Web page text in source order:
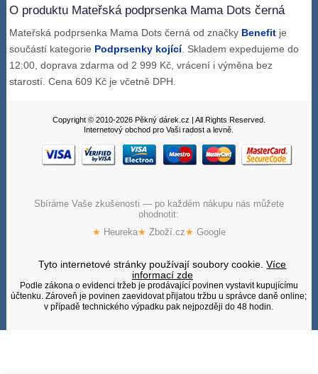
O produktu Mateřská podprsenka Mama Dots černá
Mateřská podprsenka Mama Dots černá od značky Benefit je
součástí kategorie Podprsenky kojící. Skladem expedujeme do
12:00, doprava zdarma od 2 999 Kč, vrácení i výměna bez
starostí. Cena 609 Kč je včetně DPH.
Copyright © 2010-2026 Pěkný dárek.cz | All Rights Reserved.
Internetový obchod pro Vaši radost a levně.
Sbíráme Vaše zkušenosti — po každém nákupu nás můžete
ohodnotit:
★ Heureka★ Zboží.cz★ Google
Tyto internetové stránky používají soubory cookie.Více
informací zde
Podle zákona o evidenci tržeb je prodávající povinen vystavit kupujícímu
účtenku. Zároveň je povinen zaevidovat přijatou tržbu u správce daně online;
v případě technického výpadku pak nejpozději do 48 hodin.